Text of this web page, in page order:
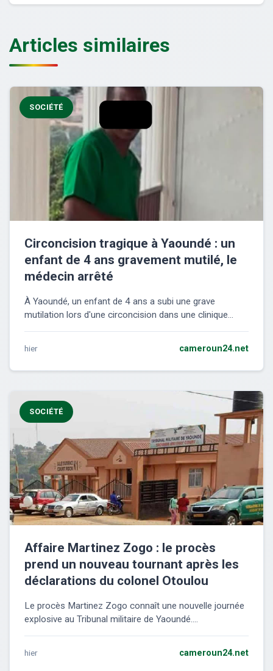
Articles similaires
SOCIÉTÉ
Circoncision tragique à Yaoundé : un
enfant de 4 ans gravement mutilé, le
médecin arrêté
À Yaoundé, un enfant de 4 ans a subi une grave
mutilation lors d'une circoncision dans une clinique...
hier cameroun24.net
SOCIÉTÉ
Affaire Martinez Zogo : le procès
prend un nouveau tournant après les
déclarations du colonel Otoulou
Le procès Martinez Zogo connaît une nouvelle journée
explosive au Tribunal militaire de Yaoundé....
hier cameroun24.net